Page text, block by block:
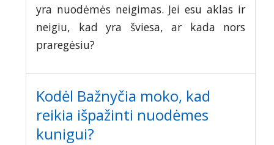
yra nuodėmės neigimas. Jei esu aklas ir
neigiu, kad yra šviesa, ar kada nors
praregėsiu?
Kodėl Bažnyčia moko, kad
reikia išpažinti nuodėmes
kunigui?